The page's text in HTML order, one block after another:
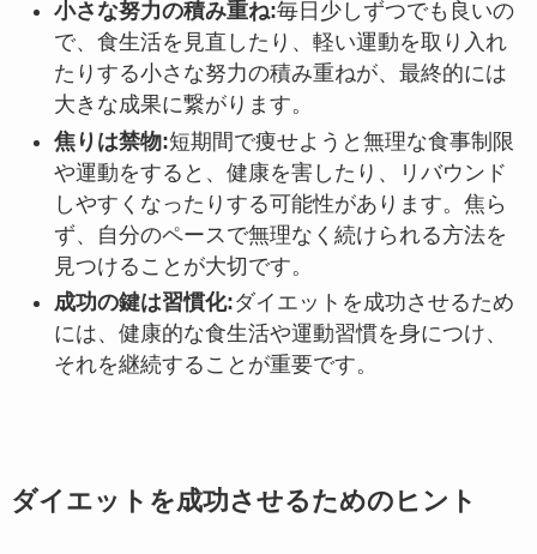
小さな努力の積み重ね:毎日少しずつでも良いの
で、食生活を見直したり、軽い運動を取り入れ
たりする小さな努力の積み重ねが、最終的には
大きな成果に繋がります。
焦りは禁物:短期間で痩せようと無理な食事制限
や運動をすると、健康を害したり、リバウンド
しやすくなったりする可能性があります。焦ら
ず、自分のペースで無理なく続けられる方法を
見つけることが大切です。
成功の鍵は習慣化:ダイエットを成功させるため
には、健康的な食生活や運動習慣を身につけ、
それを継続することが重要です。
ダイエットを成功させるためのヒント